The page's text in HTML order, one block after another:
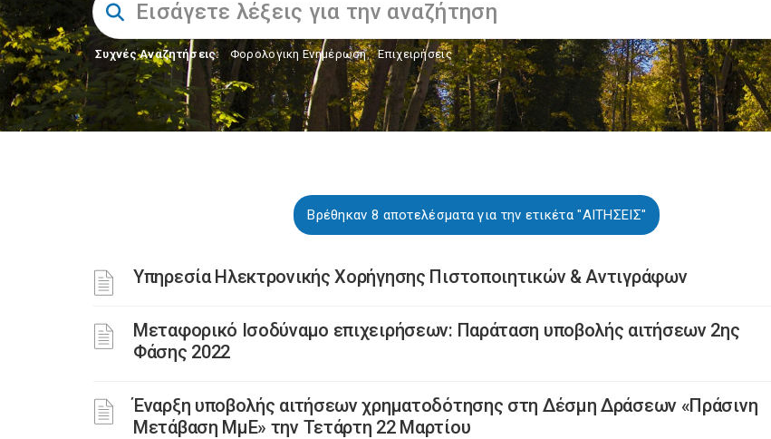
Συχνές Αναζητήσεις: Φορολογικη Ενημέρωση, Επιχειρήσεις
Βρέθηκαν 8 αποτελέσματα για την ετικέτα "ΑΙΤΗΣΕΙΣ"
Υπηρεσία Ηλεκτρονικής Χορήγησης Πιστοποιητικών & Αντιγράφων
Μεταφορικό Ισοδύναμο επιχειρήσεων: Παράταση υποβολής αιτήσεων 2ης
Φάσης 2022
Έναρξη υποβολής αιτήσεων χρηματοδότησης στη Δέσμη Δράσεων «Πράσινη
Μετάβαση ΜμΕ» την Τετάρτη 22 Μαρτίου